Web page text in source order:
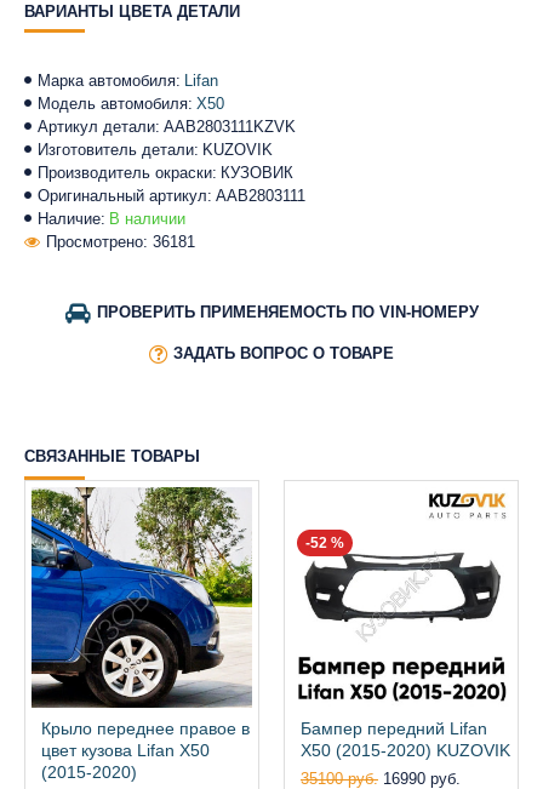
Наличие: В наличии
Марка автомобиля: Lifan
Модель автомобиля: X50
Артикул детали: AAB2803111KZVK
Изготовитель детали: KUZOVIK
Производитель окраски: КУЗОВИК
Оригинальный артикул: AAB2803111
Просмотрено: 36181
ВАРИАНТЫ ЦВЕТА ДЕТАЛИ
ПРОВЕРИТЬ ПРИМЕНЯЕМОСТЬ ПО VIN-НОМЕРУ
ЗАДАТЬ ВОПРОС О ТОВАРЕ
СВЯЗАННЫЕ ТОВАРЫ
Крыло переднее правое в
цвет кузова Lifan X50
(2015-2020)
-52 %
Бампер передний Lifan
X50 (2015-2020) KUZOVIK
35100 руб. 16990 руб.